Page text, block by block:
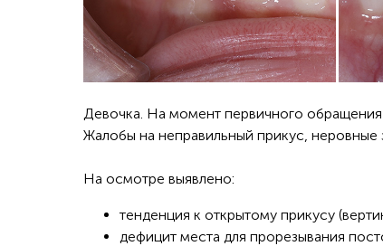
Девочка. На момент первичного обращения
Жалобы на неправильный прикус, неровные
На осмотре выявлено:
тенденция к открытому прикусу
дефицит места для прорезывания